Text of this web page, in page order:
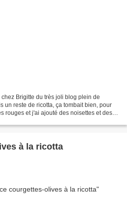
Brigitte du très joli blog plein de
un reste de ricotta, ça tombait bien, pour
rouges et j'ai ajouté des noisettes et des
à la ricotta